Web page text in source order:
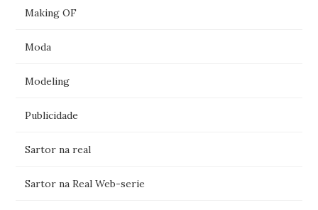
Making OF
Moda
Modeling
Publicidade
Sartor na real
Sartor na Real Web-serie